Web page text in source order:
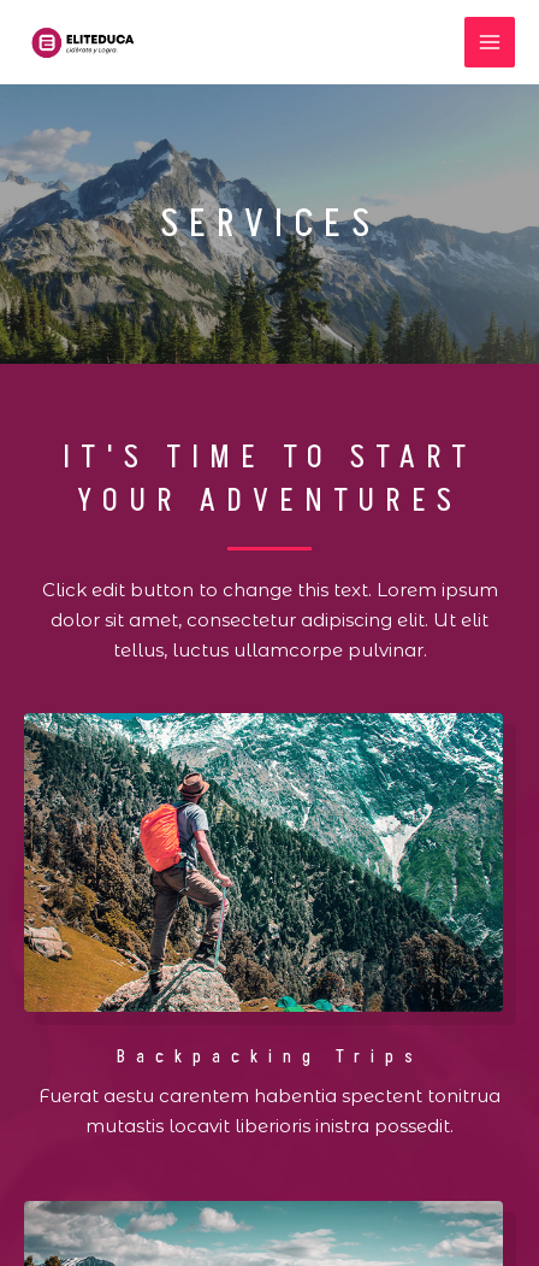
SERVICES
IT'S TIME TO START
YOUR ADVENTURES
Click edit button to change this text. Lorem ipsum
dolor sit amet, consectetur adipiscing elit. Ut elit
tellus, luctus ullamcorpe pulvinar.
Backpacking Trips
Fuerat aestu carentem habentia spectent tonitrua
mutastis locavit liberioris inistra possedit.